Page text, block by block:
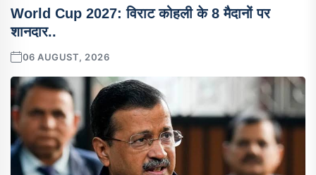
World Cup 2027: विराट कोहली के 8 मैदानों पर
शानदार..
06 AUGUST, 2026